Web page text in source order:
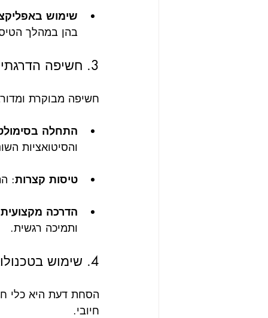
שימוש
בהן במהלך
3. חשיפה הדרגתית לטיסה
חשיפה מבוקרת
התחלה
והסיטואציות
טיסות קצרות:
הדרכה מקצועית
ותמיכה רגשית.
4. שימוש בטכנולוגיה ובידור במהלך הטיסה
הסחת דעת היא כלי
חיובי.